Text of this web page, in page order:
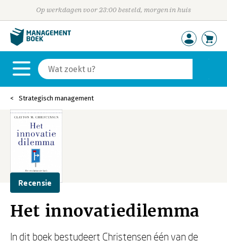
Op werkdagen voor 23:00 besteld, morgen in huis
Strategisch management
Recensie
Het innovatiedilemma
In dit boek bestudeert Christensen één van de